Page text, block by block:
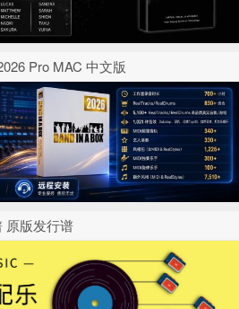
Pro MAC 中文版
原版发行谱